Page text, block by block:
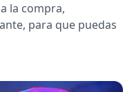
la compra,
para que puedas